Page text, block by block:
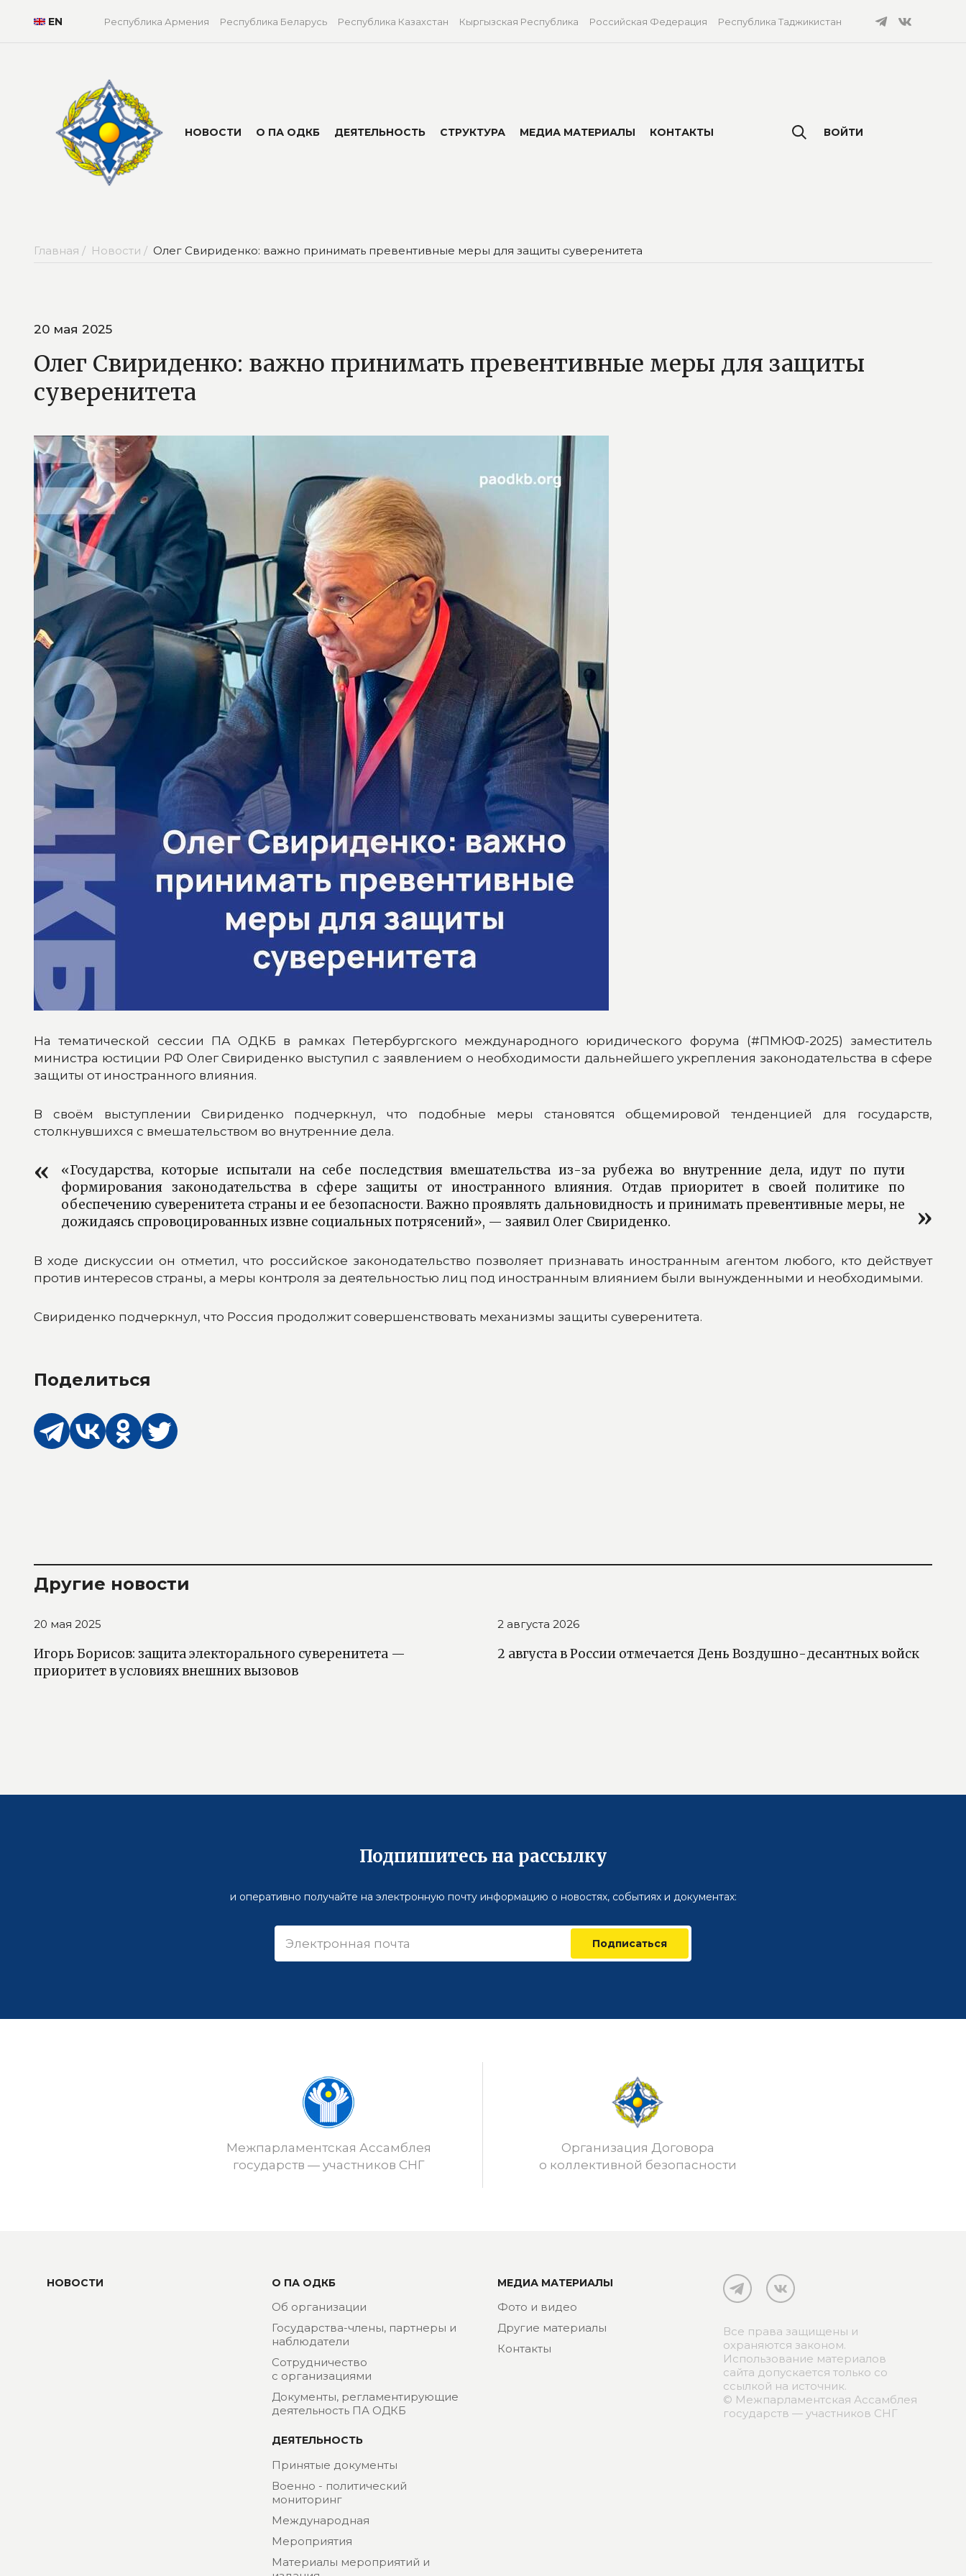
EN Республика Армения Республика Беларусь Республика Казахстан Кыргызская Республика Российская Федерация Республика Таджикистан
НОВОСТИ О ПА ОДКБ ДЕЯТЕЛЬНОСТЬ СТРУКТУРА МЕДИА МАТЕРИАЛЫ КОНТАКТЫ ВОЙТИ
Главная / Новости / Олег Свириденко: важно принимать превентивные меры для защиты суверенитета
20 мая 2025
Олег Свириденко: важно принимать превентивные меры для защиты
суверенитета
На тематической сессии ПА ОДКБ в рамках Петербургского международного юридического форума (#ПМЮФ-2025) заместитель
министра юстиции РФ Олег Свириденко выступил с заявлением о необходимости дальнейшего укрепления законодательства в сфере
защиты от иностранного влияния.
В своём выступлении Свириденко подчеркнул, что подобные меры становятся общемировой тенденцией для государств,
столкнувшихся с вмешательством во внутренние дела.
«Государства, которые испытали на себе последствия вмешательства из-за рубежа во внутренние дела, идут по пути
формирования законодательства в сфере защиты от иностранного влияния. Отдав приоритет в своей политике по
обеспечению суверенитета страны и ее безопасности. Важно проявлять дальновидность и принимать превентивные меры, не
дожидаясь спровоцированных извне социальных потрясений», — заявил Олег Свириденко.
В ходе дискуссии он отметил, что российское законодательство позволяет признавать иностранным агентом любого, кто действует
против интересов страны, а меры контроля за деятельностью лиц под иностранным влиянием были вынужденными и необходимыми.
Свириденко подчеркнул, что Россия продолжит совершенствовать механизмы защиты суверенитета.
Поделиться
Другие новости
20 мая 2025
Игорь Борисов: защита электорального суверенитета —
приоритет в условиях внешних вызовов
2 августа 2026
2 августа в России отмечается День Воздушно-десантных войск
Подпишитесь на рассылку
и оперативно получайте на электронную почту информацию о новостях, событиях и документах:
Подписаться
Межпарламентская Ассамблея
государств — участников СНГ
Организация Договора
о коллективной безопасности
НОВОСТИ О ПА ОДКБ
Об организации
Государства-члены, партнеры и
наблюдатели
Сотрудничество
с организациями
Документы, регламентирующие
деятельность ПА ОДКБ
ДЕЯТЕЛЬНОСТЬ
Принятые документы
Военно - политический
мониторинг
Международная
Мероприятия
Материалы мероприятий и
МЕДИА МАТЕРИАЛЫ
Фото и видео
Другие материалы
Контакты
Все права защищены и
охраняются законом.
Использование материалов
сайта допускается только со
ссылкой на источник.
© Межпарламентская Ассамблея
государств — участников СНГ